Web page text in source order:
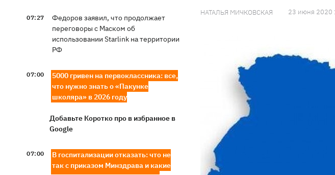
07:27
Федоров заявил, что продолжает
переговоры с Маском об
использовании Starlink на территории
РФ
07:00
5000 гривен на первоклассника: все,
что нужно знать о «Пакунке
школяра» в 2026 году
Добавьте Коротко про в избранное в
Google
07:00
В госпитализации отказать: что не
так с приказом Минздрава и какие
НАТАЛЬЯ МИЧКОВСКАЯ 23 июня 2020